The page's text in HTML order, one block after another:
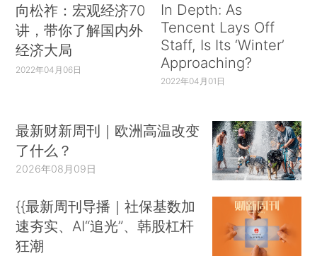
向松祚：宏观经济70
讲，带你了解国内外
经济大局
2022年04月06日
In Depth: As
Tencent Lays Off
Staff, Is Its ‘Winter’
Approaching?
2022年04月01日
最新财新周刊｜欧洲高温改变
了什么？
2026年08月09日
{{最新周刊导播｜社保基数加
速夯实、AI“追光”、韩股杠杆
狂潮